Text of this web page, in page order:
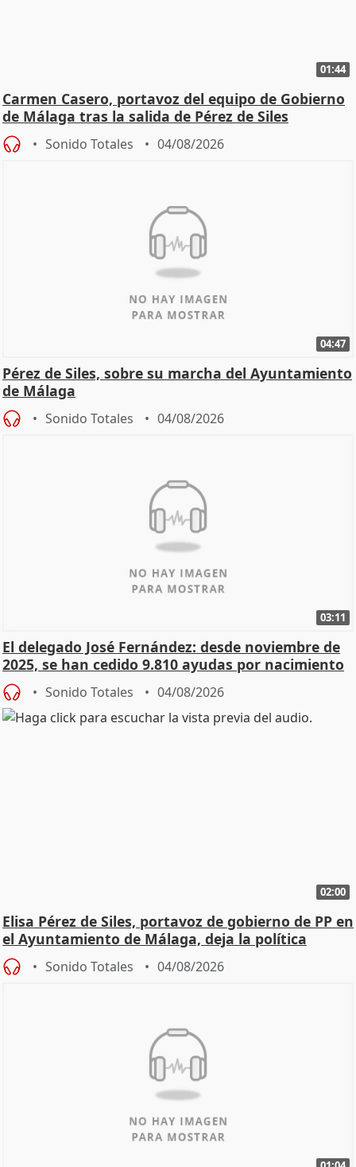
01:44
Carmen Casero, portavoz del equipo de Gobierno
de Málaga tras la salida de Pérez de Siles
Sonido Totales 04/08/2026
04:47
Pérez de Siles, sobre su marcha del Ayuntamiento
de Málaga
Sonido Totales 04/08/2026
03:11
El delegado José Fernández: desde noviembre de
2025, se han cedido 9.810 ayudas por nacimiento
Sonido Totales 04/08/2026
02:00
Elisa Pérez de Siles, portavoz de gobierno de PP en
el Ayuntamiento de Málaga, deja la política
Sonido Totales 04/08/2026